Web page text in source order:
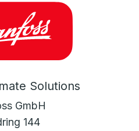
Solutions
GmbH
144